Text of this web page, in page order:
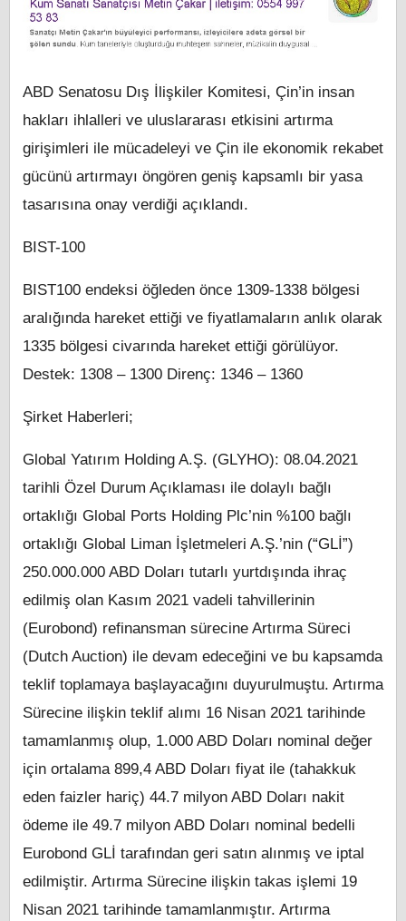
ABD Senatosu Dış İlişkiler Komitesi, Çin’in insan
hakları ihlalleri ve uluslararası etkisini artırma
girişimleri ile mücadeleyi ve Çin ile ekonomik rekabet
gücünü artırmayı öngören geniş kapsamlı bir yasa
tasarısına onay verdiği açıklandı.
BIST-100
BIST100 endeksi öğleden önce 1309-1338 bölgesi
aralığında hareket ettiği ve fiyatlamaların anlık olarak
1335 bölgesi civarında hareket ettiği görülüyor.
Destek: 1308 – 1300 Direnç: 1346 – 1360
Şirket Haberleri;
Global Yatırım Holding A.Ş. (GLYHO): 08.04.2021
tarihli Özel Durum Açıklaması ile dolaylı bağlı
ortaklığı Global Ports Holding Plc’nin %100 bağlı
ortaklığı Global Liman İşletmeleri A.Ş.’nin (“GLİ”)
250.000.000 ABD Doları tutarlı yurtdışında ihraç
edilmiş olan Kasım 2021 vadeli tahvillerinin
(Eurobond) refinansman sürecine Artırma Süreci
(Dutch Auction) ile devam edeceğini ve bu kapsamda
teklif toplamaya başlayacağını duyurulmuştu. Artırma
Sürecine ilişkin teklif alımı 16 Nisan 2021 tarihinde
tamamlanmış olup, 1.000 ABD Doları nominal değer
için ortalama 899,4 ABD Doları fiyat ile (tahakkuk
eden faizler hariç) 44.7 milyon ABD Doları nakit
ödeme ile 49.7 milyon ABD Doları nominal bedelli
Eurobond GLİ tarafından geri satın alınmış ve iptal
edilmiştir. Artırma Sürecine ilişkin takas işlemi 19
Nisan 2021 tarihinde tamamlanmıştır. Artırma